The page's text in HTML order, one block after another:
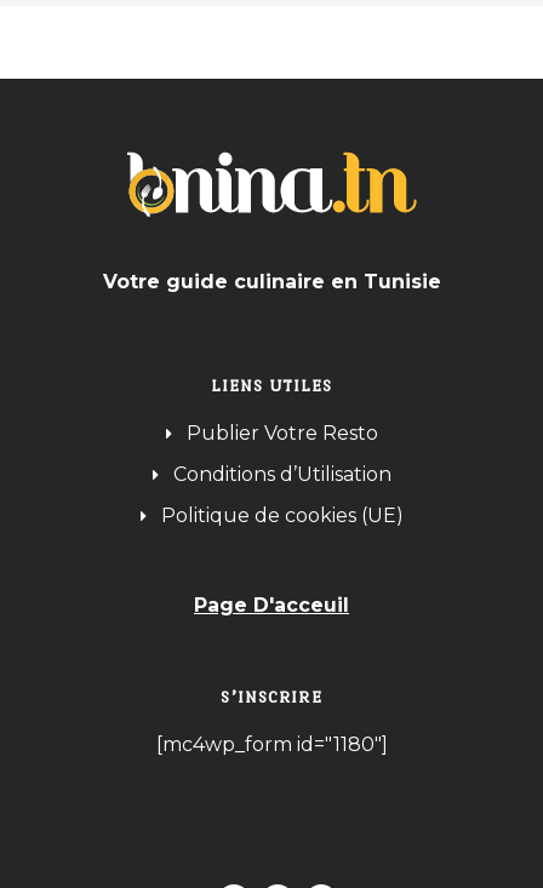
Votre guide culinaire en Tunisie
LIENS UTILES
Publier Votre Resto
Conditions d’Utilisation
Politique de cookies (UE)
Page D'acceuil
S’INSCRIRE
[mc4wp_form id="1180"]